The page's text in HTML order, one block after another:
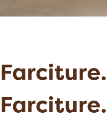
Farciture.
Farciture.